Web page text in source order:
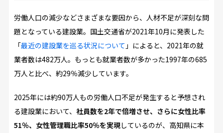
労働人口の減少などさまざまな要因から、人材不足が深刻な問
題となっている建設業。国土交通省が2021年10月に発表した
「最近の建設業を巡る状況について 」によると、2021年の就
業者数は482万人。もっとも就業者数が多かった1997年の685
万人と比べ、約29％減少しています。
2025年には約90万人もの労働人口不足が発生すると予想され
る建設業において、 社員数を2年で倍増させ、さらに女性比率
51％、女性管理職比率50％を実現しているのが、高知県に本